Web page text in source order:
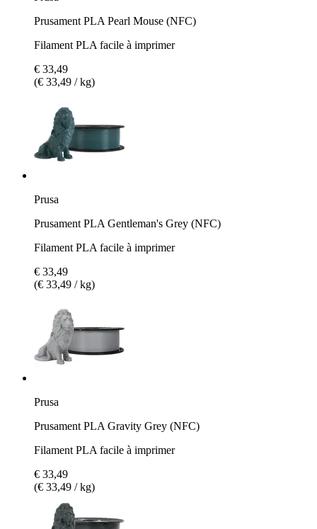
Prusament PLA Pearl Mouse (NFC)
Filament PLA facile à imprimer
€ 33,49
(€ 33,49 / kg)
Prusa
Prusament PLA Gentleman's Grey (NFC)
Filament PLA facile à imprimer
€ 33,49
(€ 33,49 / kg)
Prusa
Prusament PLA Gravity Grey (NFC)
Filament PLA facile à imprimer
€ 33,49
(€ 33,49 / kg)